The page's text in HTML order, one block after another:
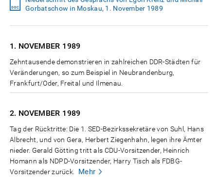
Gorbatschow in Moskau, 1. November 1989
1. NOVEMBER 1989
Zehntausende demonstrieren in zahlreichen DDR-Städten für
Veränderungen, so zum Beispiel in Neubrandenburg,
Frankfurt/Oder, Freital und Ilmenau.
2. NOVEMBER 1989
Tag der Rücktritte: Die 1. SED-Bezirkssekretäre von Suhl, Hans
Albrecht, und von Gera, Herbert Ziegenhahn, legen ihre Ämter
nieder. Gerald Götting tritt als CDU-Vorsitzender, Heinrich
Homann als NDPD-Vorsitzender, Harry Tisch als FDBG-
Vorsitzender zurück.
Mehr